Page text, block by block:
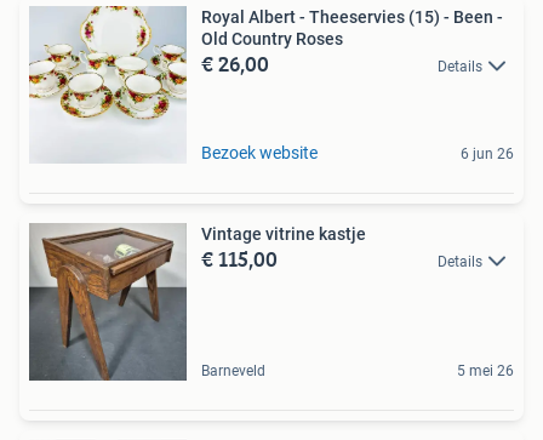
Royal Albert - Theeservies (15) - Been -
Old Country Roses
€ 26,00 Details
Bezoek website 6 jun 26
Vintage vitrine kastje
€ 115,00 Details
Barneveld 5 mei 26